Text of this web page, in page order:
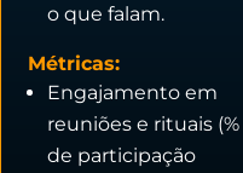
o que falam.
Métricas:
Engajamento em
reuniões e rituais (%
de participação